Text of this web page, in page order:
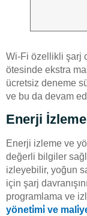
Wi-Fi özellikli şarj
ötesinde ekstra
ücretsiz deneme
ve bu da devam
Enerji
Enerji izleme ve
değerli bilgiler
izleyebilir, yoğun
için şarj
programlama ve
yöneti̇mi̇ ve